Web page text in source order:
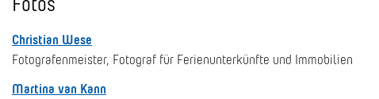
Fotos
Christian Wese
Fotografenmeister, Fotograf für Ferienunterkünfte und Immobilien
Martina van Kann